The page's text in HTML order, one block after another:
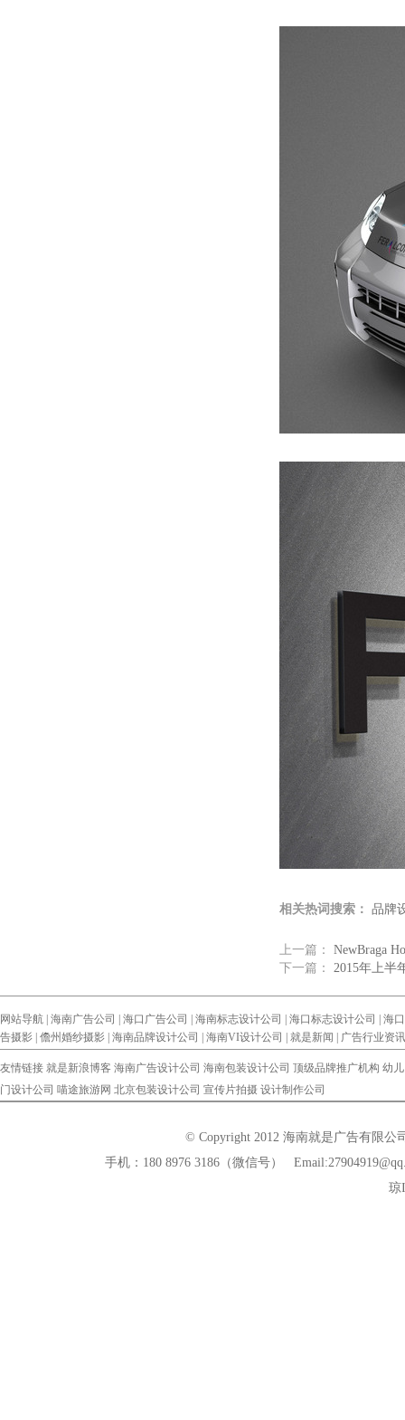
相关热词搜索： 品牌
上一篇： NewBraga
下一篇： 2015年上半
网站导航 | 海南广告公司 海口广告公司 海南标志设计公司 海口标志设计公司
海
告摄影 儋州婚纱摄影 海南品牌设计公司 海南VI设计公司 就是新闻 广告行业资讯
友情链接 就是新浪博客 海南广告设计公司 海南包装设计公司 顶级品牌推广机构 幼
门设计公司 喵途旅游网 北京包装设计公司 宣传片拍摄 设计制作公司
© Copyright 2012 海南就是广告有限公
手机：180 8976 3186（微信号）
琼